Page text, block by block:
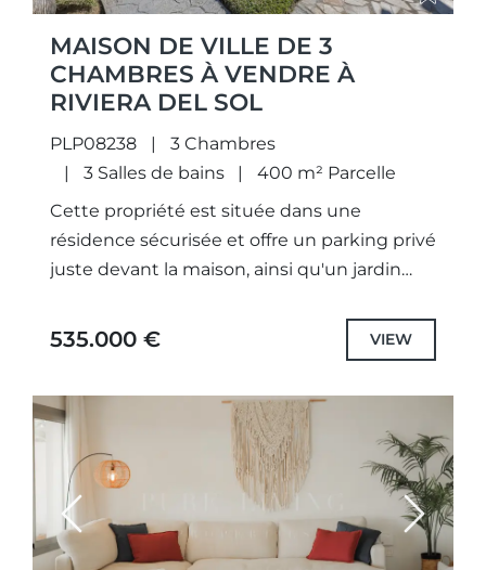
MAISON DE VILLE DE 3
CHAMBRES À VENDRE À
RIVIERA DEL SOL
PLP08238
3 Chambres
3 Salles de bains
400 m² Parcelle
Cette propriété est située dans une
résidence sécurisée et offre un parking privé
juste devant la maison, ainsi qu'un jardin
caméras de sécurité 24h/24,...
535.000 € VIEW
Previous Next